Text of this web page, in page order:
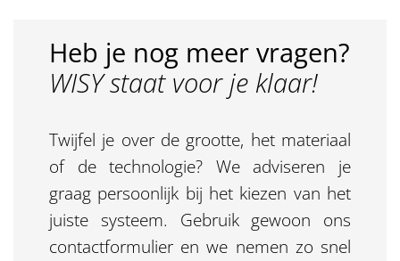
Heb je nog meer vragen?
WISY staat voor je klaar!
Twijfel je over de grootte, het materiaal
of de technologie? We adviseren je
graag persoonlijk bij het kiezen van het
juiste systeem. Gebruik gewoon ons
contactformulier en we nemen zo snel